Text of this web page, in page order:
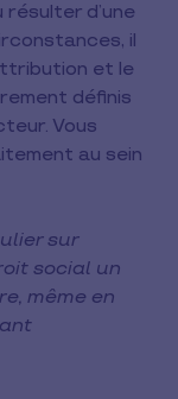
d’une
il
et le
définis
Vous
au sein
sur
social un
même en